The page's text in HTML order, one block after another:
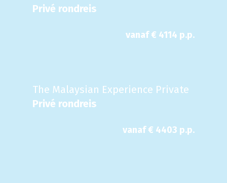
Privé rondreis
vanaf € 4114 p.p.
The Malaysian Experience Private
Privé rondreis
vanaf € 4403 p.p.